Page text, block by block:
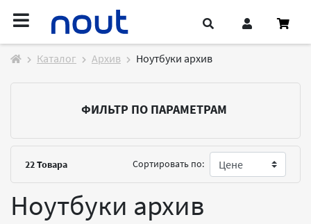
Каталог Архив Ноутбуки архив
ФИЛЬТР ПО ПАРАМЕТРАМ
22Товара Сортировать по:
Ноутбуки архив